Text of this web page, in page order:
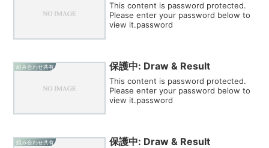
This content is password protected.
Please enter your password below to
view it.password
組み合わせ共有 保護中: Draw & Result
This content is password protected.
Please enter your password below to
view it.password
組み合わせ共有 保護中: Draw & Result